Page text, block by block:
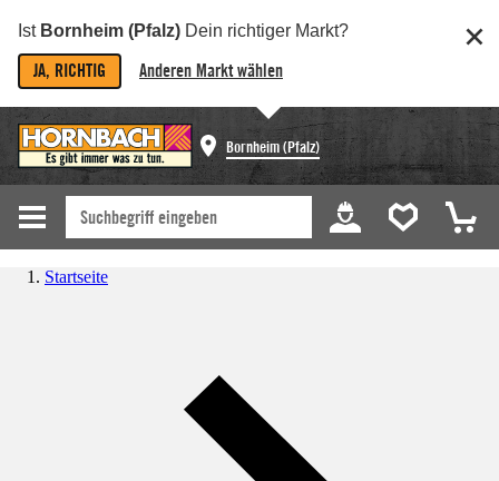
Ist Bornheim (Pfalz) Dein richtiger Markt?
JA, RICHTIG Anderen Markt wählen
Bornheim (Pfalz)
Startseite